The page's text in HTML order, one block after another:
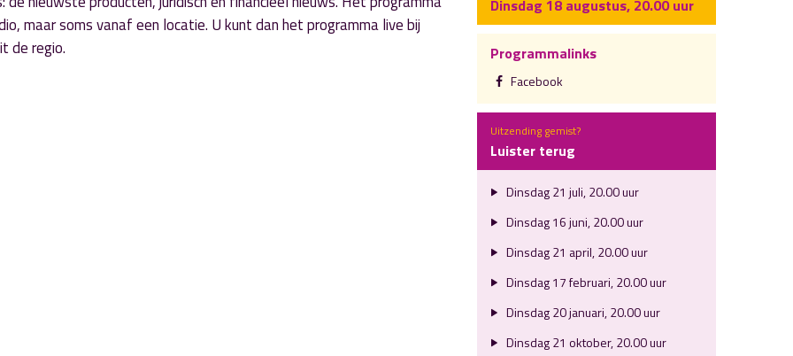
maar soms vanaf een locatie. U kunt dan het programma live bij
de regio.
Dinsdag 18 augustus, 20.00 uur
Programmalinks
Facebook
Uitzending gemist?
Luister terug
Dinsdag 21 juli, 20.00 uur
Dinsdag 16 juni, 20.00 uur
Dinsdag 21 april, 20.00 uur
Dinsdag 17 februari, 20.00 uur
Dinsdag 20 januari, 20.00 uur
Dinsdag 21 oktober, 20.00 uur